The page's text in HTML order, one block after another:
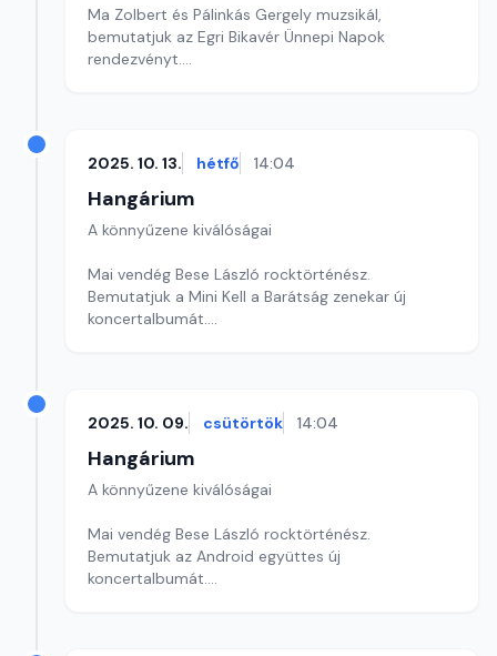
Ma Zolbert és Pálinkás Gergely muzsikál,
bemutatjuk az Egri Bikavér Ünnepi Napok
rendezvényt.
2025. 10. 13. hétfő 14:04
Hangárium
A könnyűzene kiválóságai
Mai vendég Bese László rocktörténész.
Bemutatjuk a Mini Kell a Barátság zenekar új
koncertalbumát.
2025. 10. 09. csütörtök 14:04
Hangárium
A könnyűzene kiválóságai
Mai vendég Bese László rocktörténész.
Bemutatjuk az Android együttes új
koncertalbumát.